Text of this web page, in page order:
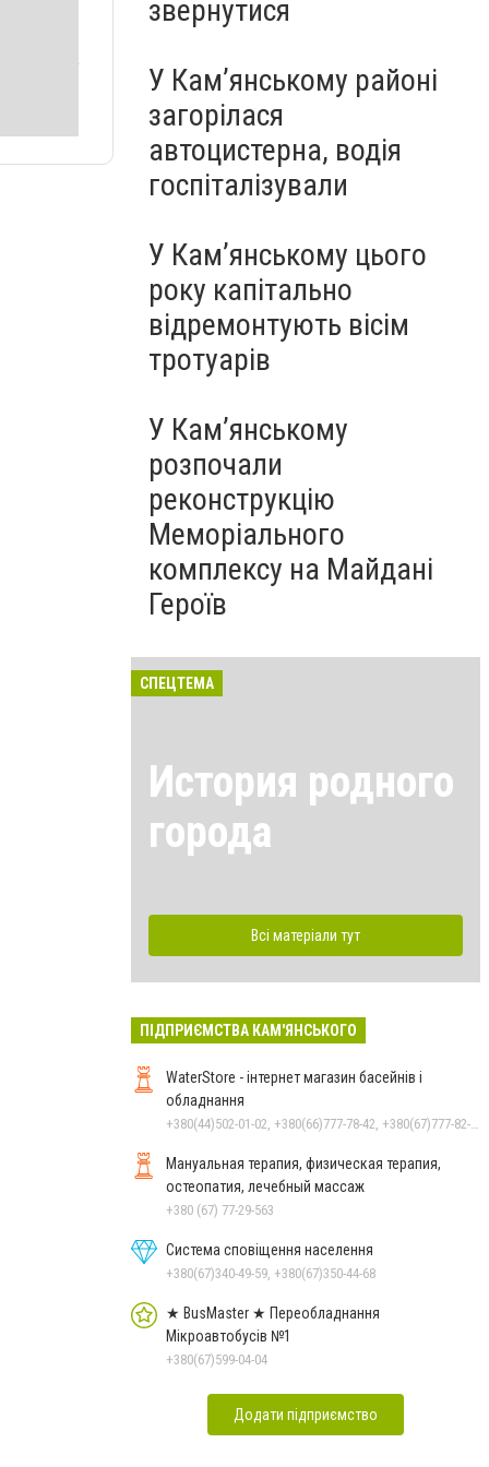
звернутися
У Кам’янському районі
загорілася
автоцистерна, водія
госпіталізували
У Кам’янському цього
року капітально
відремонтують вісім
тротуарів
У Кам’янському
розпочали
реконструкцію
Меморіального
комплексу на Майдані
Героїв
СПЕЦТЕМА
История родного
города
Всі матеріали тут
ПІДПРИЄМСТВА КАМ'ЯНСЬКОГО
WaterStore - інтернет магазин басейнів і
обладнання
Мануальная терапия, физическая терапия,
остеопатия, лечебный массаж
+380 (67) 77-29-563
Система сповіщення населення
+380(67)340-49-59, +380(67)350-44-68
★ BusMaster ★ Переобладнання
Мікроавтобусів №1
+380(67)599-04-04
Додати підприємство